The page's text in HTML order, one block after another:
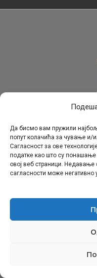
Да бисмо вам пружили
попут колачића за чување и/
Сагласност за ове
податке као што су
овој веб страници.
сагласности може негативно
© Републички